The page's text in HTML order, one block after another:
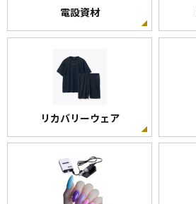
電設資材
リカバリーウェア